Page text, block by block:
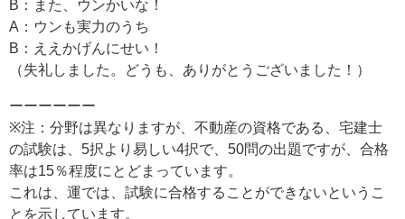
B：また、ウンかいな！
A：ウンも実力のうち
B：ええかげんにせい！
（失礼しました。どうも、ありがとうございました！）
ーーーーーー
※注：分野は異なりますが、不動産の資格である、宅建士
の試験は、5択より易しい4択で、50問の出題ですが、合格
率は15％程度にとどまっています。
これは、運では、試験に合格することができないというこ
とを示しています。